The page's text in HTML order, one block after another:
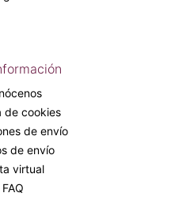
de cookies
de envío
de envío
virtual
FAQ